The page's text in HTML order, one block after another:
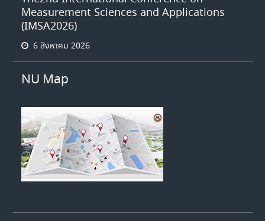
Measurement Sciences and Applications
(IMSA2026)
6 สิงหาคม 2026
NU Map